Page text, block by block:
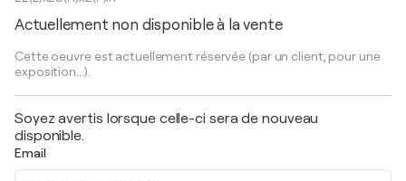
Actuellement non disponible à la vente
Cette oeuvre est actuellement réservée (par un client, pour une
exposition...).
Soyez avertis lorsque celle-ci sera de nouveau
disponible.
Email